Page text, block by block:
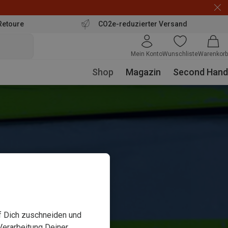
CO2e-reduzierter Versand
Mein KontoWunschlisteWarenkorb
Shop Magazin Second Hand
zuschneiden und